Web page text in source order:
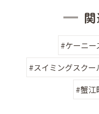
#ケーニー
#スイミングスクー
#蟹江